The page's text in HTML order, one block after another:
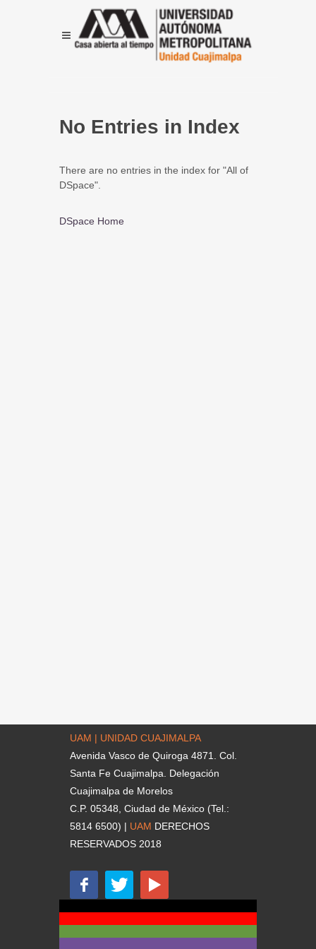
No Entries in Index
There are no entries in the index for "All of
DSpace".
DSpace Home
UAM | UNIDAD CUAJIMALPA
Avenida Vasco de Quiroga 4871. Col.
Santa Fe Cuajimalpa. Delegación
Cuajimalpa de Morelos
C.P. 05348, Ciudad de México (Tel.:
5814 6500) | UAM DERECHOS
RESERVADOS 2018